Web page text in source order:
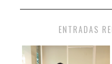
ENTRADAS